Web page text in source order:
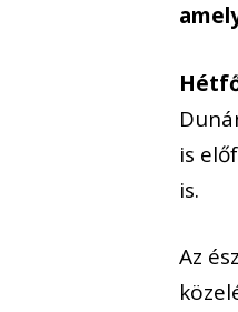
is
is.
Az